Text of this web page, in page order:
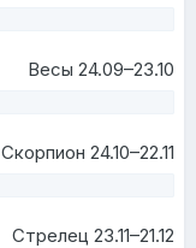
Весы 24.09–23.10
Скорпион 24.10–22.11
Стрелец 23.11–21.12